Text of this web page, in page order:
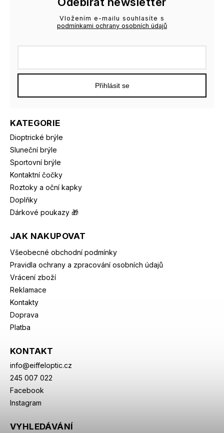
KATEGORIE
Dioptrické brýle
Sluneční brýle
Sportovní brýle
Kontaktní čočky
Roztoky a oční kapky
Doplňky
Dárkové poukazy 🎁
JAK NAKUPOVAT
Všeobecné obchodní podmínky
Pravidla ochrany a zpracování osobních údajů
Vrácení zboží
Reklamace
Kontakty
Doprava
Platba
KONTAKT
info@eiffeloptic.cz
245 007 022
Facebook
Instagram
Vložením e-mailu souhlasíte s
podmínkami ochrany osobních údajů
Přihlásit se
VYHLEDÁVÁNÍ